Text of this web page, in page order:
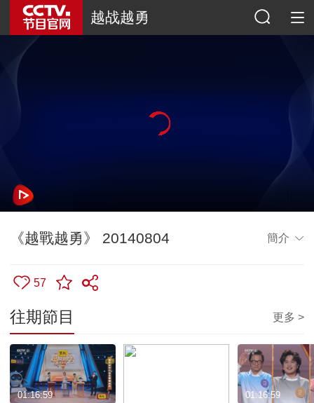
越战越勇
《越戰越勇》 20140804 簡介
57
往期節目 更多 >
01:16:59 01:16:59